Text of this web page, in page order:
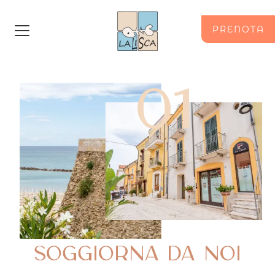
PRENOTA
01
SOGGIORNA DA NOI